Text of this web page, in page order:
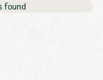
found